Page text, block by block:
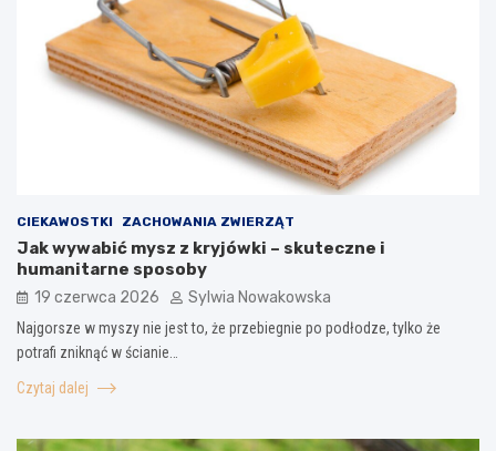
CIEKAWOSTKI ZACHOWANIA ZWIERZĄT
Jak wywabić mysz z kryjówki – skuteczne i
humanitarne sposoby
19 czerwca 2026 Sylwia Nowakowska
Najgorsze w myszy nie jest to, że przebiegnie po podłodze, tylko że
potrafi zniknąć w ścianie…
Czytaj dalej